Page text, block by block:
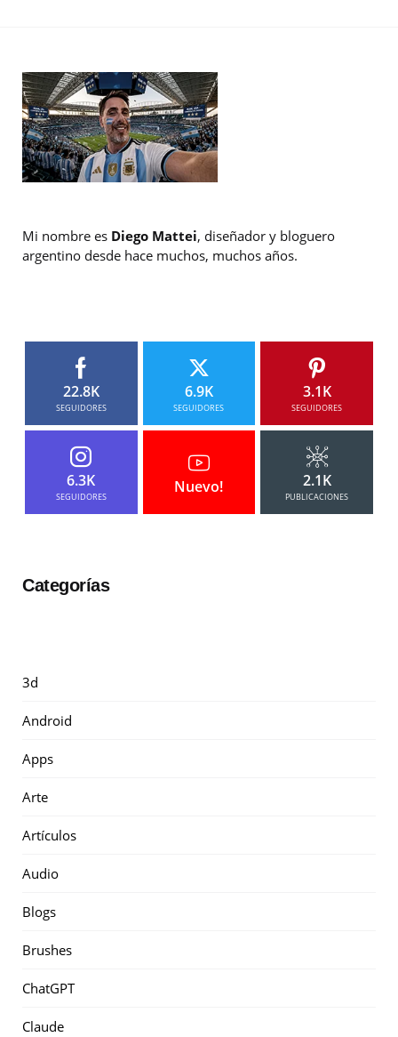
Mi nombre es Diego Mattei, diseñador y bloguero
argentino desde hace muchos, muchos años.
22.8K
SEGUIDORES
6.9K
SEGUIDORES
3.1K
SEGUIDORES
6.3K
SEGUIDORES
Nuevo! 2.1K
PUBLICACIONES
Categorías
3d
Android
Apps
Arte
Artículos
Audio
Blogs
Brushes
ChatGPT
Claude